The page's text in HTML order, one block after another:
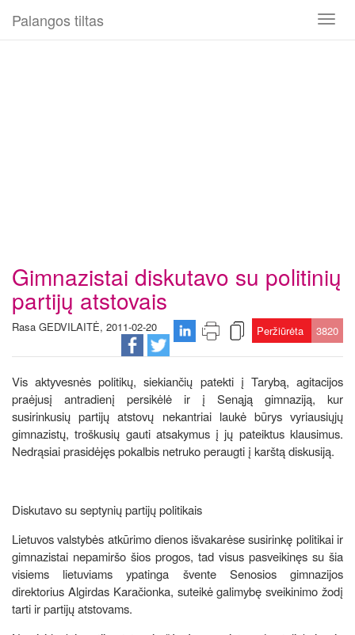
Toggle
Palangos tiltas
Gimnazistai diskutavo su politinių
partijų atstovais
Rasa GEDVILAITĖ, 2011-02-20 Peržiūrėta 3820
Vis aktyvesnės politikų, siekiančių patekti į Tarybą, agitacijos
praėjusį antradienį persikėlė ir į Senąją gimnaziją, kur
susirinkusių partijų atstovų nekantriai laukė būrys vyriausiųjų
gimnazistų, troškusių gauti atsakymus į jų pateiktus klausimus.
Nedrąsiai prasidėjęs pokalbis netruko peraugti į karštą diskusiją.
Diskutavo su septynių partijų politikais
Lietuvos valstybės atkūrimo dienos išvakarėse susirinkę politikai ir
gimnazistai nepamiršo šios progos, tad visus pasveikinęs su šia
visiems lietuviams ypatinga švente Senosios gimnazijos
direktorius Algirdas Karačionka, suteikė galimybę sveikinimo žodį
tarti ir partijų atstovams.